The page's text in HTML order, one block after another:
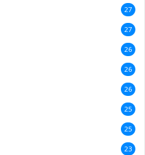
27
27
26
26
26
25
25
23